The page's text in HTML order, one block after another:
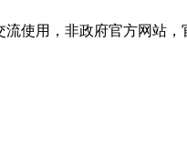
使用，非政府官方网站，